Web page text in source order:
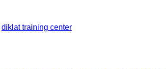
diklat training center